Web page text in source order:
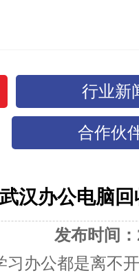
行业新
合作伙
武汉办公电脑
发布时间：
办公都是离不